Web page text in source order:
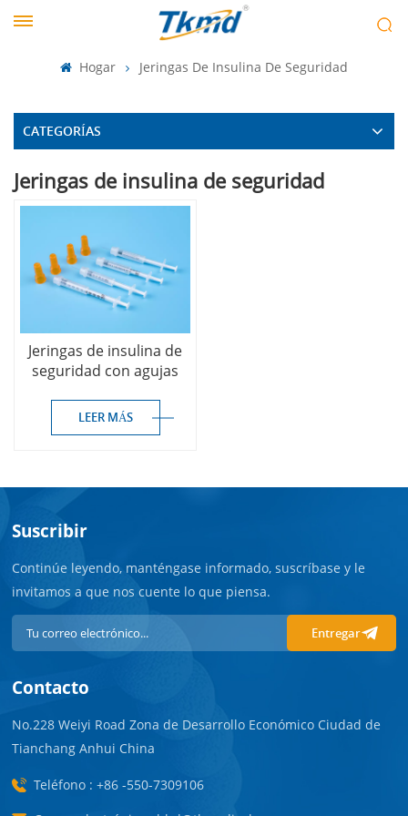
Hogar Jeringas De Insulina De Seguridad
CATEGORÍAS
Jeringas de insulina de seguridad
Jeringas de insulina de
seguridad con agujas
LEER MÁS
Suscribir
Continúe leyendo, manténgase informado, suscríbase y le
invitamos a que nos cuente lo que piensa.
Entregar
Contacto
No.228 Weiyi Road Zona de Desarrollo Económico Ciudad de
Tianchang Anhui China
Teléfono : +86 -550-7309106